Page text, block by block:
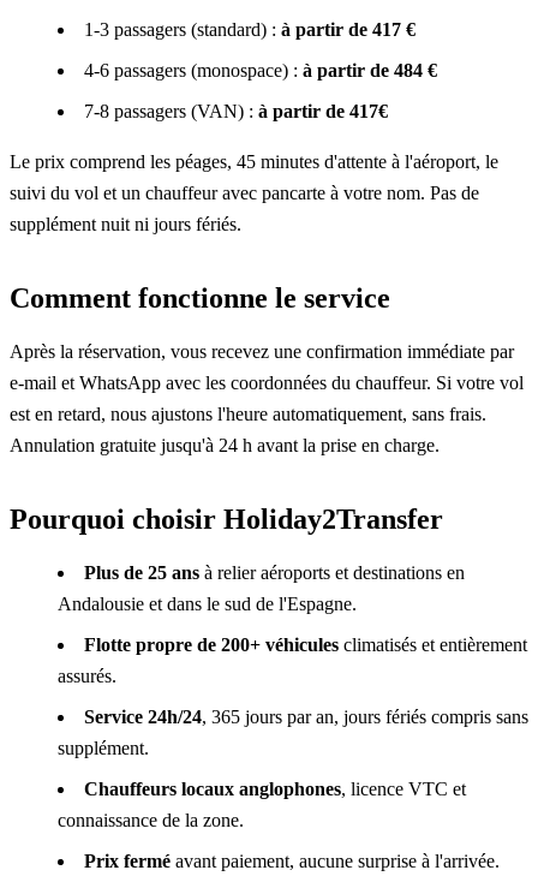
1-3 passagers (standard) : à partir de 417 €
4-6 passagers (monospace) : à partir de 484 €
7-8 passagers (VAN) : à partir de 417€
Le prix comprend les péages, 45 minutes d'attente à l'aéroport, le
suivi du vol et un chauffeur avec pancarte à votre nom. Pas de
supplément nuit ni jours fériés.
Comment fonctionne le service
Après la réservation, vous recevez une confirmation immédiate par
e-mail et WhatsApp avec les coordonnées du chauffeur. Si votre vol
est en retard, nous ajustons l'heure automatiquement, sans frais.
Annulation gratuite jusqu'à 24 h avant la prise en charge.
Pourquoi choisir Holiday2Transfer
Plus de 25 ans à relier aéroports et destinations en
Andalousie et dans le sud de l'Espagne.
Flotte propre de 200+ véhicules climatisés et entièrement
assurés.
Service 24h/24, 365 jours par an, jours fériés compris sans
supplément.
Chauffeurs locaux anglophones, licence VTC et
connaissance de la zone.
Prix fermé avant paiement, aucune surprise à l'arrivée.